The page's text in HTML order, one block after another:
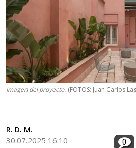
Imagen del proyecto. (FOTOS: Juan Carlos
R. D. M.
30.07.2025 16:10 0